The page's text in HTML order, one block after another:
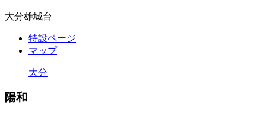
大分雄城台
特設ページ
マップ
大分
陽和